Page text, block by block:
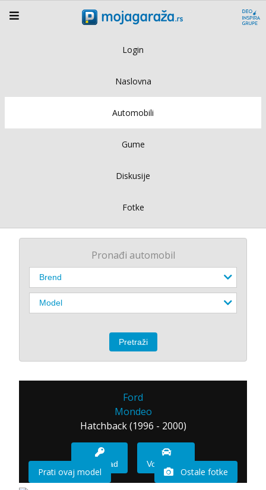
Login
Naslovna
Automobili
Gume
Diskusije
Fotke
Pronađi automobil
Ford
Mondeo
Hatchback (1996 - 2000)
Imam sad Vozio sam
Prati ovaj model Ostale fotke